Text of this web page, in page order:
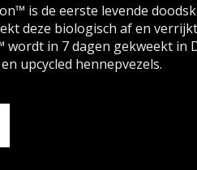
is de eerste levende
deze biologisch af en
wordt in 7 dagen gekweekt in
upcycled hennepvezels.